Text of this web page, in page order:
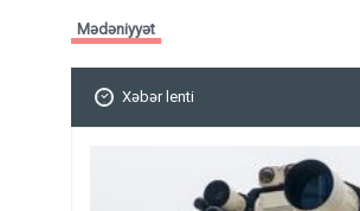
Mədəniyyət
Xəbər lenti